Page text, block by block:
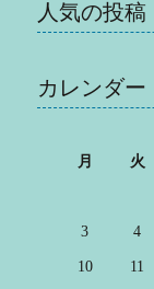
人気の投稿
カレンダー
月
火
3 4
10 11